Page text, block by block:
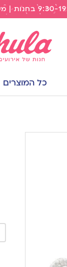
כל המוצרים